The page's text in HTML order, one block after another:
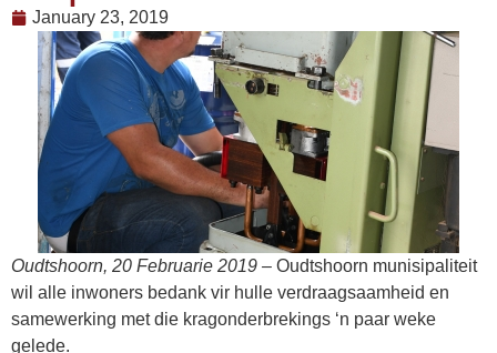
January 23, 2019
Oudtshoorn, 20 Februarie 2019 – Oudtshoorn munisipaliteit
wil alle inwoners bedank vir hulle verdraagsaamheid en
samewerking met die kragonderbrekings ‘n paar weke
gelede.